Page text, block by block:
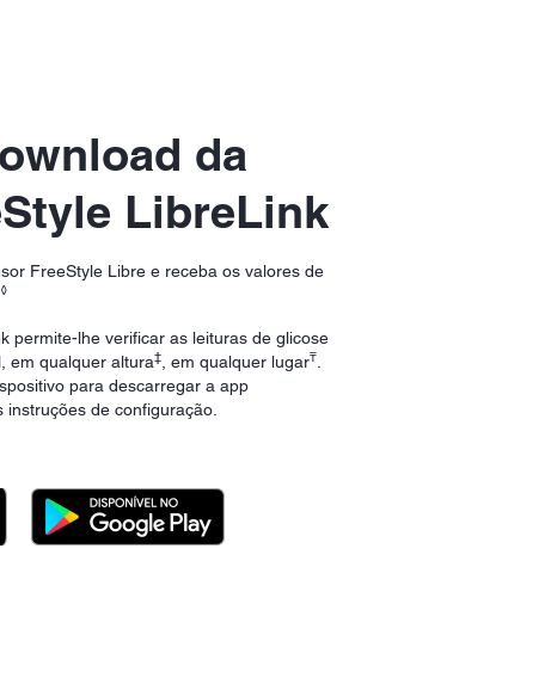
da
LibreLink
FreeStyle Libre e receba os valores de
◊
permite-lhe verificar as leituras de glicose
em qualquer altura‡, em qualquer lugar₸.
para descarregar a app
instruções de configuração.